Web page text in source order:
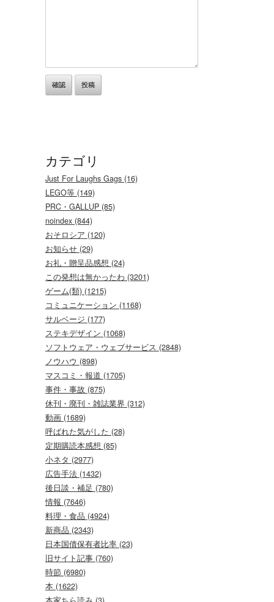
カテゴリ
Just For Laughs Gags (16)
LEGO等 (149)
PRC・GALLUP (85)
noindex (844)
おそロシア (120)
お知らせ (29)
お礼・贈呈品感想 (24)
この発想は無かったわ (3201)
ゲーム(類) (1215)
コミュニケーション (1168)
サルベージ (177)
ステキデザイン (1068)
ソフトウェア・ウェブサービス (2848)
ノウハウ (898)
マスコミ・報道 (1705)
事件・事故 (875)
休刊・廃刊・雑誌業界 (312)
動画 (1689)
呼ばれた気がした (28)
定期購読本感想 (85)
小ネタ (2977)
広告手法 (1432)
後日談・補足 (780)
情報 (7646)
料理・食品 (4924)
新商品 (2343)
日本国債保有者比率 (23)
旧サイト記事 (760)
時節 (6980)
本 (1622)